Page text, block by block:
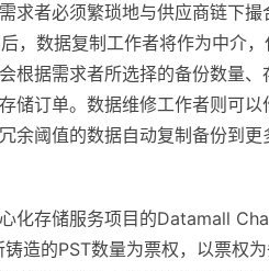
求者必须繁琐地与供应商链下
，数据复制工作者将作为中介
根据需求者所选择的备份数量
储订单。数据维修工作者则可
余阈值的数据自动复制备份到
化存储服务项目的Datamall
造的PST数量为票权，以票权